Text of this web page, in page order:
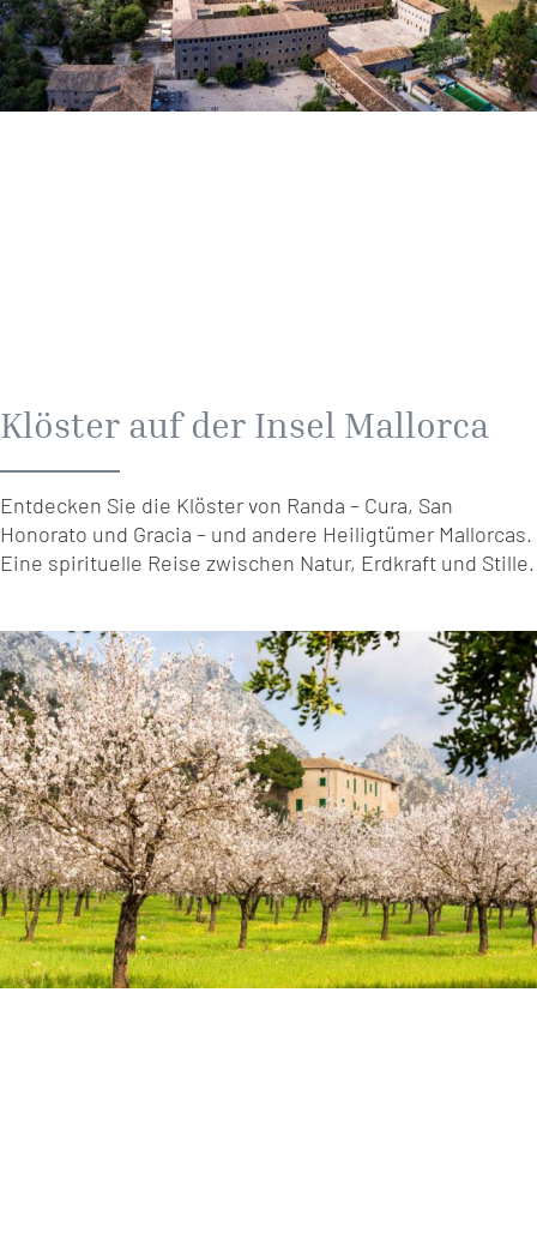
Klöster auf der Insel Mallorca
Entdecken Sie die Klöster von Randa – Cura, San
Honorato und Gracia – und andere Heiligtümer Mallorcas.
Eine spirituelle Reise zwischen Natur, Erdkraft und Stille.